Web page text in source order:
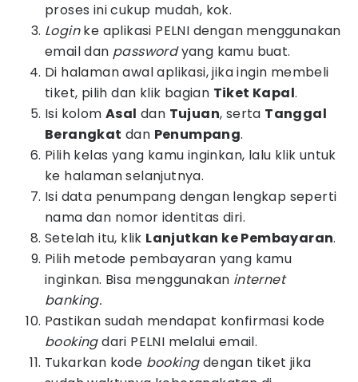
proses ini cukup mudah, kok.
Loginke aplikasi PELNI dengan menggunakan
email dan passwordyang kamu buat.
Di halaman awal aplikasi, jika ingin membeli
tiket, pilih dan klik bagian Tiket Kapal.
Isi kolom Asal dan Tujuan, serta Tanggal
Berangkat dan Penumpang.
Pilih kelas yang kamu inginkan, lalu klik untuk
ke halaman selanjutnya.
Isi data penumpang dengan lengkap seperti
nama dan nomor identitas diri.
Setelah itu, klik Lanjutkan ke Pembayaran.
Pilih metode pembayaran yang kamu
inginkan. Bisa menggunakan internet
banking.
Pastikan sudah mendapat konfirmasi kode
bookingdari PELNI melalui email.
Tukarkan kode bookingdengan tiket jika